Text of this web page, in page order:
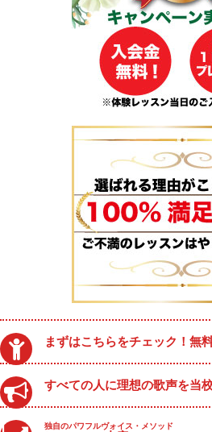
まずはこちらをチェック！無
すべての人に理想の歌声を当
独自のパワフルヴォイス・メソッド